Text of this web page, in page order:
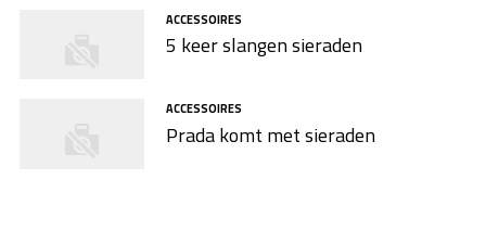
ACCESSOIRES
5 keer slangen sieraden
ACCESSOIRES
Prada komt met sieraden